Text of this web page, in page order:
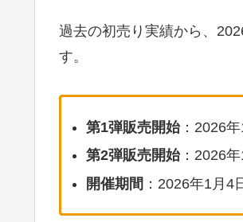
過去の初売り実績から、
す。
第1弾販売開始：2026
第2弾販売開始：2026
開催期間 ：2026年1月4